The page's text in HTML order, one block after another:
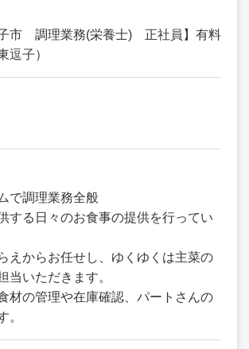
子市 調理業務(栄養士) 正社員】有料
逗子）
で調理業務全般
する日々のお食事の提供を行ってい
えからお任せし、ゆくゆくは主菜の
当いただきます。
材の管理や在庫確認、パートさんの
。